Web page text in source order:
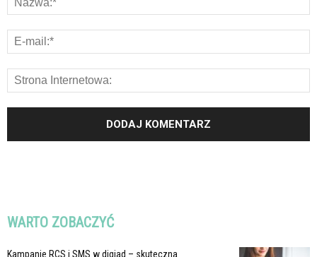
WARTO ZOBACZYĆ
Kampanie RCS i SMS w digiad – skuteczna